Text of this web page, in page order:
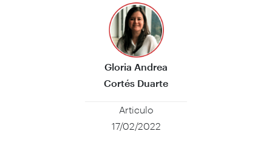
Gloria Andrea
Cortés Duarte
Articulo
17/02/2022